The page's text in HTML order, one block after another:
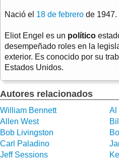
Nació el 18 de febrero de 1947.
Eliot Engel es un político
desempeñado roles en la
exterior. Es conocido por su
Estados Unidos.
Autores relacionados
William Bennett
Al
Allen West
Bob Livingston
Carl Paladino
Jeff Sessions